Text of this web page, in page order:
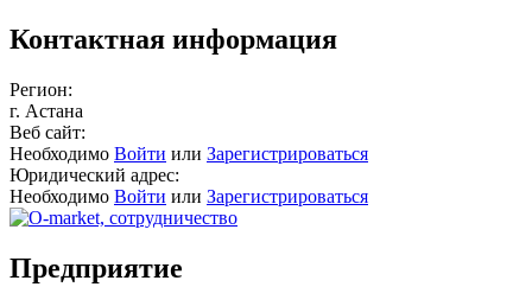
Контактная информация
Регион:
г. Астана
Веб сайт:
Необходимо Войти или Зарегистрироваться
Юридический адрес:
Необходимо Войти или Зарегистрироваться
Предприятие